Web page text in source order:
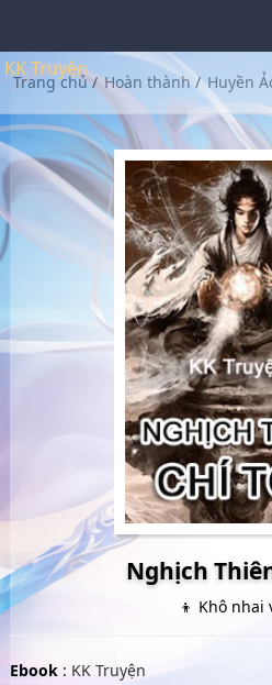
KK Truyện
Trang chủ/ Hoàn thành/ Huyền
Nghịch
👦 Khô nhai
Ebook : KK Truyện